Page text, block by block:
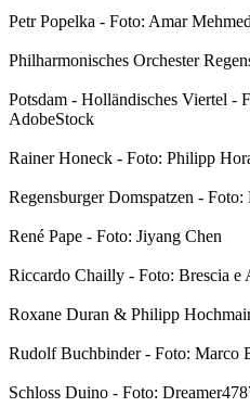
Petr Popelka - Foto: Amar
Philharmonisches Orchester
Potsdam - Holländisches Viertel -
AdobeStock
Rainer Honeck - Foto: Philipp
Regensburger Domspatzen -
René Pape - Foto: Jiyang Chen
Riccardo Chailly - Foto: Brescia e
Roxane Duran & Philipp
Rudolf Buchbinder - Foto: Marco
Schloss Duino - Foto: